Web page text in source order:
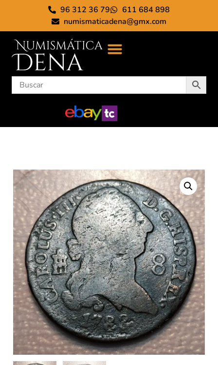
96 312 36 79
611 684 898
numismaticadena@gmx.com